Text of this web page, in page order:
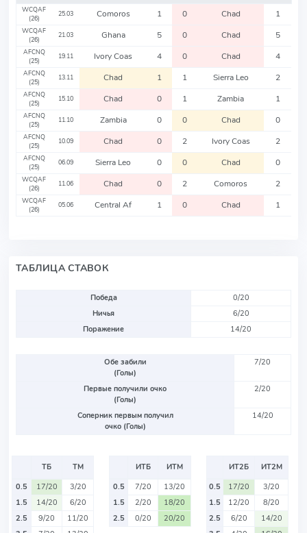
WCQAF
(26)
25.03 Comoros 1 0 Chad 1
WCQAF
(26)
21.03 Ghana 5 0 Chad 5
AFCNQ
(25)
19.11 Ivory Coas 4 0 Chad 4
AFCNQ
(25)
13.11 Chad 1 1 Sierra Leo 2
AFCNQ
(25)
15.10 Chad 0 1 Zambia 1
AFCNQ
(25)
11.10 Zambia 0 0 Chad 0
AFCNQ
(25)
10.09 Chad 0 2 Ivory Coas 2
AFCNQ
(25)
06.09 Sierra Leo 0 0 Chad 0
WCQAF
(26)
11.06 Chad 0 2 Comoros 2
WCQAF
(26)
05.06 Central Af 1 0 Chad 1
ТАБЛИЦА СТАВОК
Победа
0/20
Ничья
6/20
Поражение
14/20
Обе забили
(Голы)
7/20
Первые получили очко
(Голы)
2/20
Соперник первым получил
очко (Голы)
14/20
ТБ
ТМ
0.5
17/20
3/20
1.5
14/20
6/20
2.5
9/20
11/20
ИТБ
ИТМ
0.5
7/20
13/20
1.5
2/20
18/20
2.5
0/20 20/20
ИТ2Б
ИТ2М
0.5
17/20
3/20
1.5
12/20
8/20
2.5
6/20
14/20